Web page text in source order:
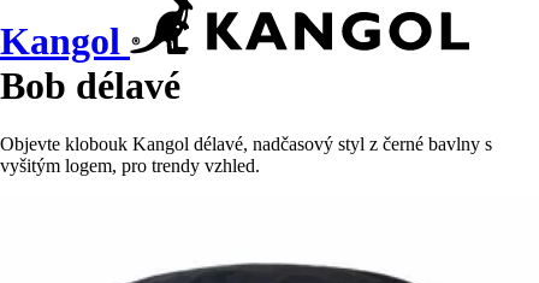
Kangol
Bob délavé
Objevte klobouk Kangol délavé, nadčasový styl z černé bavlny s
vyšitým logem, pro trendy vzhled.